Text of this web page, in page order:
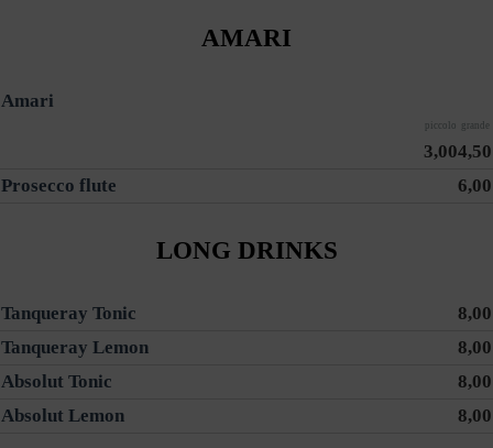
AMARI
Amari
piccolo
3,00
grande
4,50
Prosecco flute
6,00
LONG DRINKS
Tanqueray Tonic
8,00
Tanqueray Lemon
8,00
Absolut Tonic
8,00
Absolut Lemon
8,00